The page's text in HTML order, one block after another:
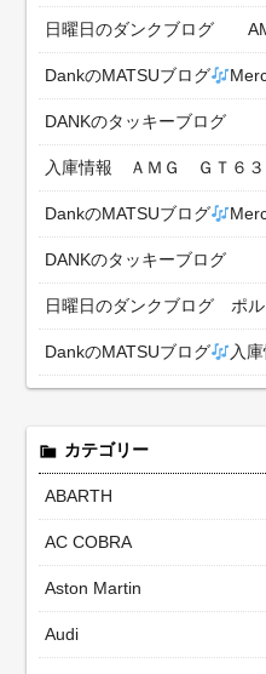
日曜日のダンクブログ
DankのMATSUブログ
DANKのタッキーブログ
入庫情報 ＡＭＧ ＧＴ６３
DankのMATSUブログ
DANKのタッキーブログ
日曜日のダンクブログ ポ
DankのMATSUブログ 入
カテゴリー
ABARTH
AC COBRA
Aston Martin
Audi